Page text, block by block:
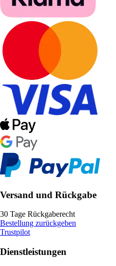
Versand und Rückgabe
30 Tage Rückgaberecht
Bestellung zurückgeben
Trustpilot
Dienstleistungen